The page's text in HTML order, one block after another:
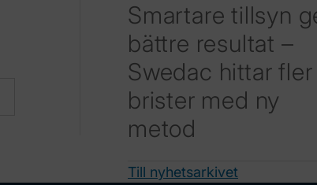
Smartare tillsyn
bättre resultat –
Swedac hittar fler
brister med ny
metod
Till nyhetsarkivet